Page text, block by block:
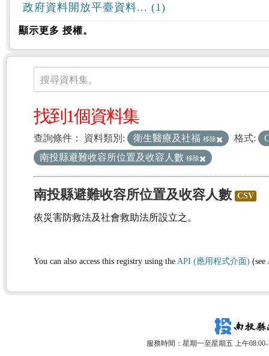
政府資料開放平臺資料... (1)
顯示更多 授權。
資料集
搜尋資料集。
找到1個資料集
查詢條件： 資料類別: 衛生醫療及社福 移除 格式:
南投縣避難收容所位置及收容人數 移除
南投縣避難收容所位置及收容人數 CSV
依災害防救法及社會救助法所設立之。
You can also access this registry using the API (應用程式介面) (see
服務時間：星期一至星期五 上午